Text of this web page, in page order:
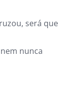
será que
nunca